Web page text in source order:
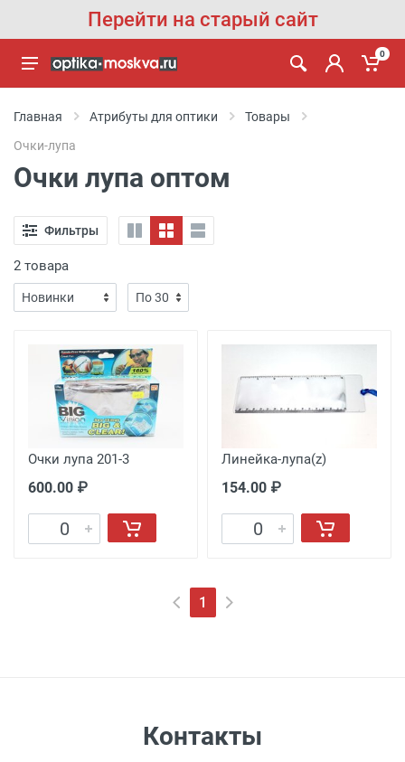
Перейти на старый сайт
0
Главная Атрибуты для оптики
Товары
Очки-лупа
Очки лупа оптом
Фильтры
2 товара
Очки лупа 201-3
600.00 ₽
Линейка-лупа(z)
154.00 ₽
1
Контакты